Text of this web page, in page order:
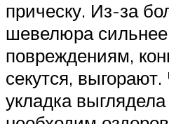
прическу. Из-за
шевелюра
повреждениям,
секутся,
укладка